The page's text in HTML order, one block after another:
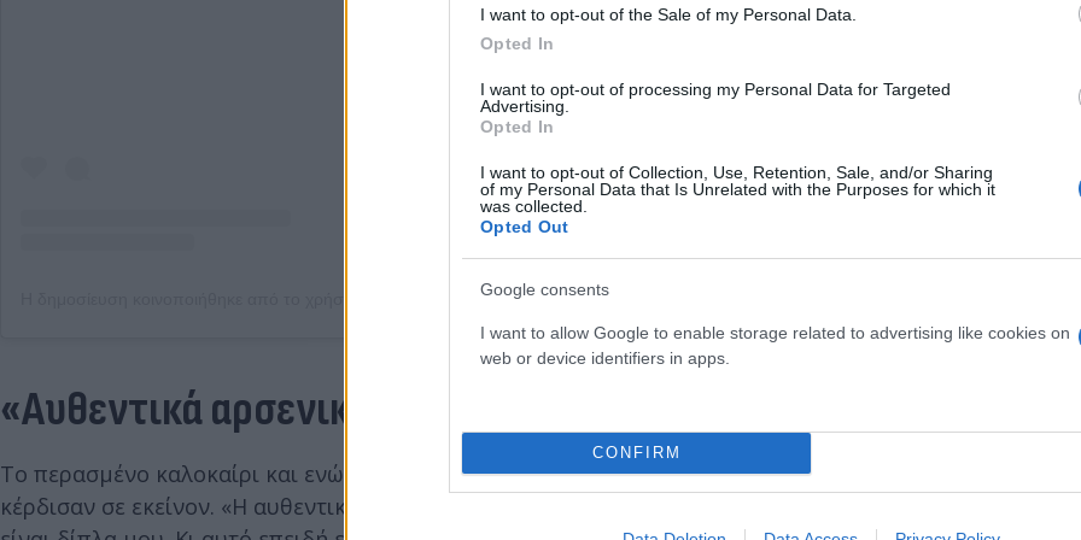
I want to opt-out of the Sale of my Personal Data.
Opted In
I want to opt-out of processing my Personal Data for Targeted
Advertising.
Opted In
I want to opt-out of Collection, Use, Retention, Sale, and/or Sharing
of my Personal Data that Is Unrelated with the Purposes for which it
was collected.
Opted Out
Google consents
I want to allow Google to enable storage related to advertising like cookies on
web or device identifiers in apps.
CONFIRM
«Αυθεντικά αρσενικό»
Το περασμένο καλοκαίρι και ενώ ήταν φρέσκια η σχέση του ζευγαριού, η Κορινθίου είχε μιλήσει για
κέρδισαν σε εκείνον. «Η αυθεντικότητά του, η κτητικότητά του, είναι αρσενικό. Δύσκολα ένας άντρας